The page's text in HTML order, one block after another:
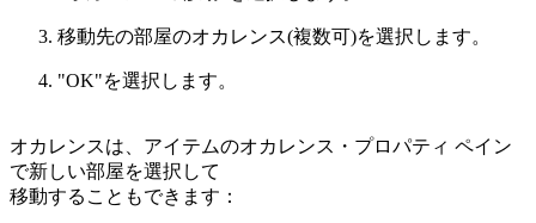
移動先の部屋のオカレンス(複数可)を選択します。
"OK"を選択します。
オカレンスは、アイテムのオカレンス・プロパティ ペイン
で新しい部屋を選択して
移動することもできます：